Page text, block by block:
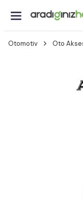
Otomotiv Oto